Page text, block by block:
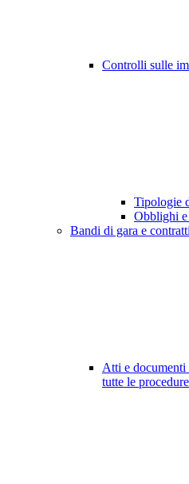
Controlli sulle
Tipologie
Obblighi e
Bandi di gara e contratti
Atti e documenti
tutte le procedure